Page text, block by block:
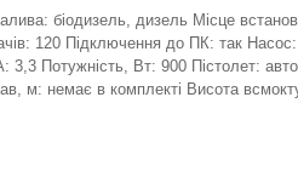
біодизель, дизель Місце
120 Підключення до ПК: так
Потужність, Вт: 900 Пістолет:
м: немає в комплекті Висота